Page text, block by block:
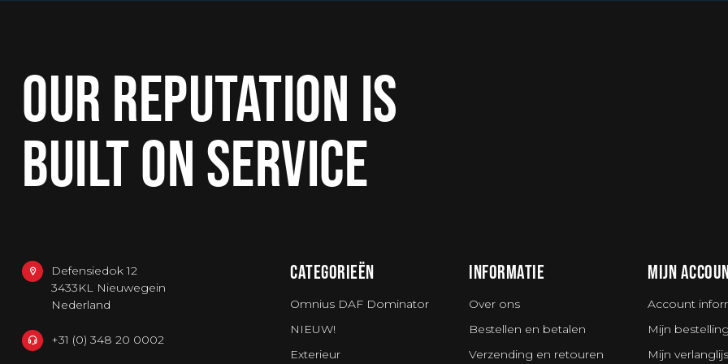
OUR REPUTATION IS
BUILT ON SERVICE
Defensiedok 12
3433KL Nieuwegein
Nederland
+31 (0) 348 20 0002
CATEGORIEËN
Omnius DAF Dominator
NIEUW!
Exterieur
INFORMATIE
Over ons
Bestellen en betalen
Verzending en retouren
MIJN
Account
Mijn
Mijn